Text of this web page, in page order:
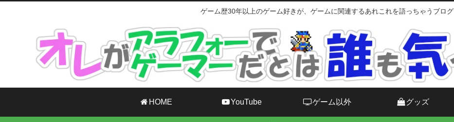
ゲーム歴30年以上のゲーム好きが、ゲームに関連するあれこれを語っちゃうブログ
HOME YouTube ゲーム以外 グッズ